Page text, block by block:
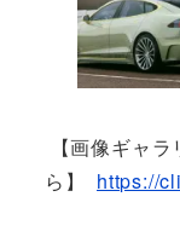
【画像ギャ
ら】 https://